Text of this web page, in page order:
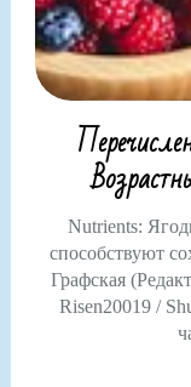
Nutrients:
способствуют
Графская
Risen20019 /